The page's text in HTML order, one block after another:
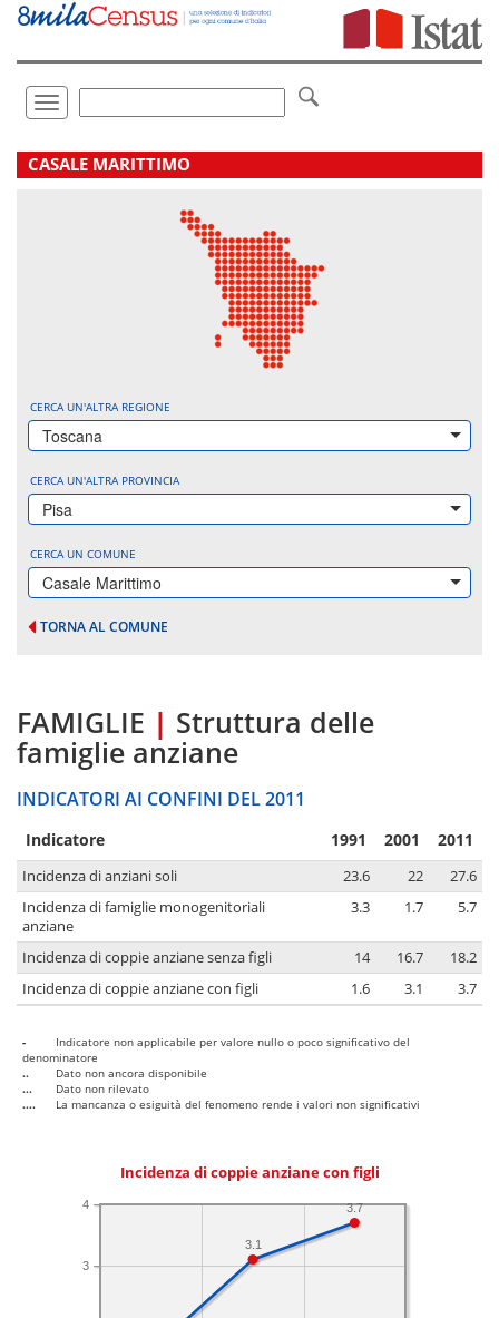
Vai
direttamente
Toggle
navigation
.
CASALE MARITTIMO
CERCA UN'ALTRA REGIONE
Toscana
CERCA UN'ALTRA PROVINCIA
Pisa
CERCA UN COMUNE
Casale Marittimo
TORNA AL COMUNE
FAMIGLIE | Struttura delle
famiglie anziane
INDICATORI AI CONFINI DEL 2011
Indicatore 1991 2001 2011
Incidenza di anziani soli 23.6 22
27.6
Incidenza di famiglie monogenitoriali
anziane
3.3 1.7 5.7
Incidenza di coppie anziane senza figli 14 16.7
18.2
Incidenza di coppie anziane con figli
1.6 3.1 3.7
-
Indicatore non applicabile per valore nullo o poco significativo del
denominatore
..
Dato non ancora disponibile
...
Dato non rilevato
....
La mancanza o esiguità del fenomeno rende i valori non significativi
Incidenza di coppie anziane con figli
3
4 3.7
3.1